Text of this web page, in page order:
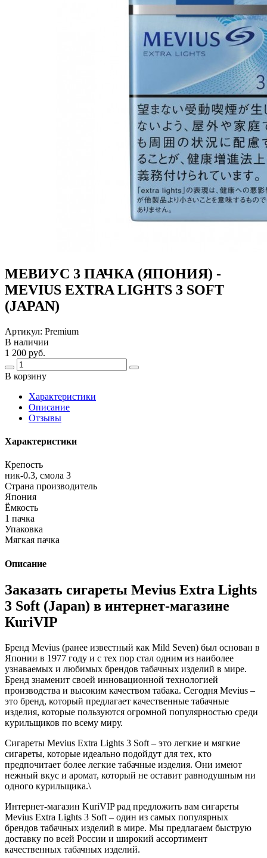
МЕВИУС 3 ПАЧКА (ЯПОНИЯ) -
MEVIUS EXTRA LIGHTS 3 SOFT
(JAPAN)
Артикул: Premium
В наличии
1 200 руб.
В корзину
Харaктеристики
Описание
Отзывы
Характеристики
Крепость
ник-0.3, смола 3
Страна производитель
Япония
Ёмкость
1 пачка
Упаковка
Мягкая пачка
Описание
Заказать сигареты Mevius Extra Lights
3 Soft (Japan) в интернет-магазине
КuriVIP
Бренд Mevius (ранее известный как Mild Seven) был основан в
Японии в 1977 году и с тех пор стал одним из наиболее
узнаваемых и любимых брендов табачных изделий в мире.
Бренд знаменит своей инновационной технологией
производства и высоким качеством табака. Сегодня Mevius –
это бренд, который предлагает качественные табачные
изделия, которые пользуются огромной популярностью среди
курильщиков по всему миру.
Сигареты Mevius Extra Lights 3 Soft – это легкие и мягкие
сигареты, которые идеально подойдут для тех, кто
предпочитает более легкие табачные изделия. Они имеют
нежный вкус и аромат, который не оставит равнодушным ни
одного курильщика.\
Интернет-магазин KuriVIP рад предложить вам сигареты
Mevius Extra Lights 3 Soft – один из самых популярных
брендов табачных изделий в мире. Мы предлагаем быструю
доставку по всей России и широкий ассортимент
качественных табачных изделий.